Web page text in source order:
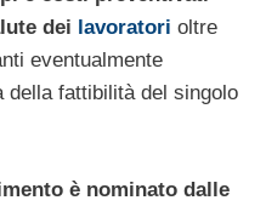
dei lavoratori oltre
eventualmente
della fattibilità del singolo
è nominato dalle